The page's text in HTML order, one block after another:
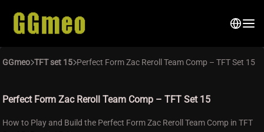
GGmeo TFT set 15 Perfect Form Zac Reroll Team Comp – TFT Set 15
Perfect Form Zac Reroll Team Comp – TFT Set 15
How to Play and Build the Perfect Form Zac Reroll Team Comp in TFT